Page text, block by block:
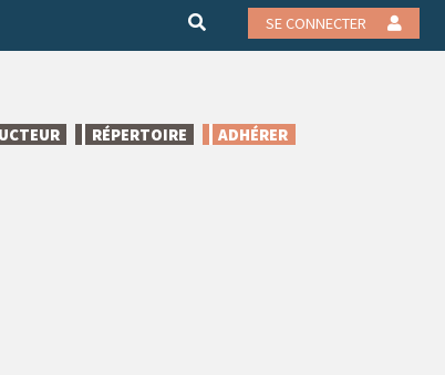
SE CONNECTER
RÉPERTOIRE ADHÉRER